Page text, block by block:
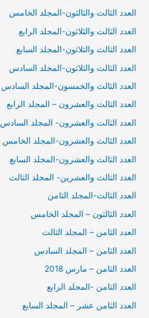
العدد الثالث والثالثون-المجلد الخامس
العدد الثالث والثلاثون-المجلد الرابع
العدد الثالث والثلاثون-المجلد السابع
العدد الثالث والثلاثون-المجلد السادس
العدد الثالث والخمسون-المجلد السادس
العدد الثالث والعشرون – المجلد الرابع
العدد الثالث والعشرون- المجلد السادس
العدد الثالث والعشرون-المجلد الخامس
العدد الثالث والعشرون-المجلد السابع
العدد الثالث والعشرين- المجلد الثالث
العدد الثالث-المجلد الثامن
العدد الثالثون – المجلد الخامس
العدد الثامن – المجلد الثالث
العدد الثامن – المجلد السادس
العدد الثامن – مارس 2018
العدد الثامن -المجلد الرابع
العدد الثامن عشر – المجلد السابع